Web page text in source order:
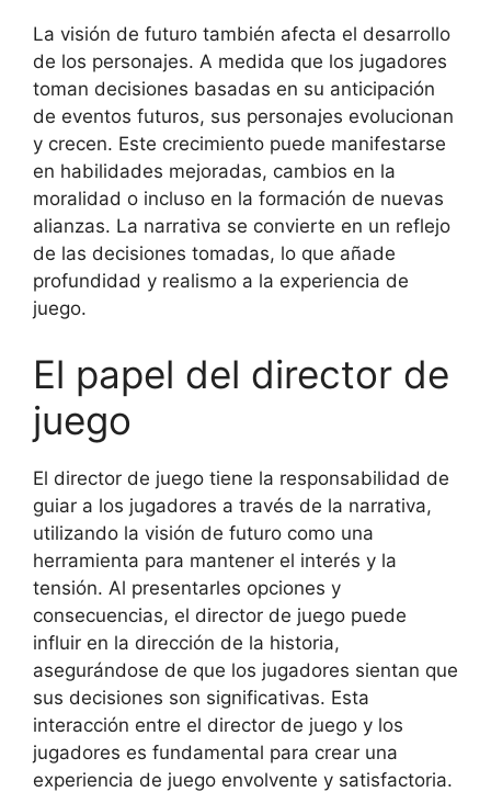
La visión de futuro también afecta el desarrollo
de los personajes. A medida que los jugadores
toman decisiones basadas en su anticipación
de eventos futuros, sus personajes evolucionan
y crecen. Este crecimiento puede manifestarse
en habilidades mejoradas, cambios en la
moralidad o incluso en la formación de nuevas
alianzas. La narrativa se convierte en un reflejo
de las decisiones tomadas, lo que añade
profundidad y realismo a la experiencia de
juego.
El papel del director de
juego
El director de juego tiene la responsabilidad de
guiar a los jugadores a través de la narrativa,
utilizando la visión de futuro como una
herramienta para mantener el interés y la
tensión. Al presentarles opciones y
consecuencias, el director de juego puede
influir en la dirección de la historia,
asegurándose de que los jugadores sientan que
sus decisiones son significativas. Esta
interacción entre el director de juego y los
jugadores es fundamental para crear una
experiencia de juego envolvente y satisfactoria.